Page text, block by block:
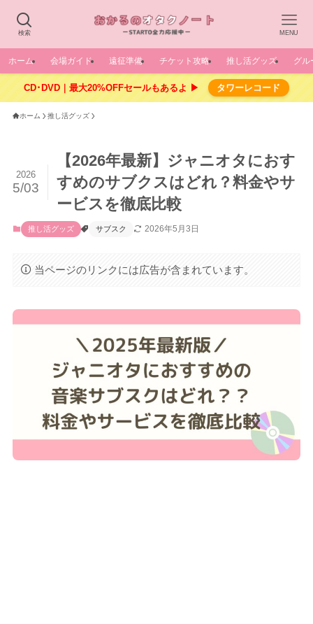
検索 MENU
ホーム 会場ガイド 遠征準備 チケット攻略 推し活グッズ グル
CD･DVD｜最大20%OFFセールもあるよ ▶ タワーレコード
ホーム 推し活グッズ
【2026年最新】ジャニオタにおす
すめのサブクスはどれ？料金やサ
ービスを徹底比較
2026
5/03
推し活グッズ サブスク 2026年5月3日
当ページのリンクには広告が含まれています。